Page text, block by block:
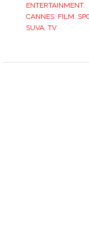
ENTERTAINMENT,
CANNES, FILM
SUVA, TV